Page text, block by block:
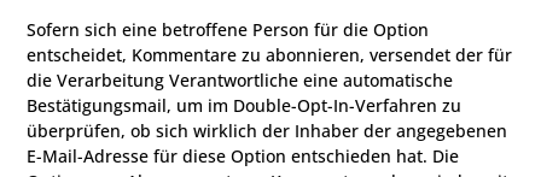
Sofern sich eine betroffene Person für die Option
entscheidet, Kommentare zu abonnieren, versendet der für
die Verarbeitung Verantwortliche eine automatische
Bestätigungsmail, um im Double-Opt-In-Verfahren zu
überprüfen, ob sich wirklich der Inhaber der angegebenen
E-Mail-Adresse für diese Option entschieden hat. Die